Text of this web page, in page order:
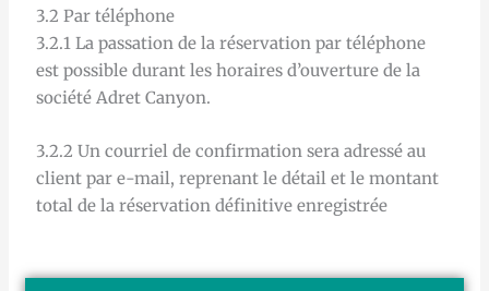
3.2 Par téléphone
3.2.1 La passation de la réservation par téléphone
est possible durant les horaires d’ouverture de la
société Adret Canyon.
3.2.2 Un courriel de confirmation sera adressé au
client par e-mail, reprenant le détail et le montant
total de la réservation définitive enregistrée